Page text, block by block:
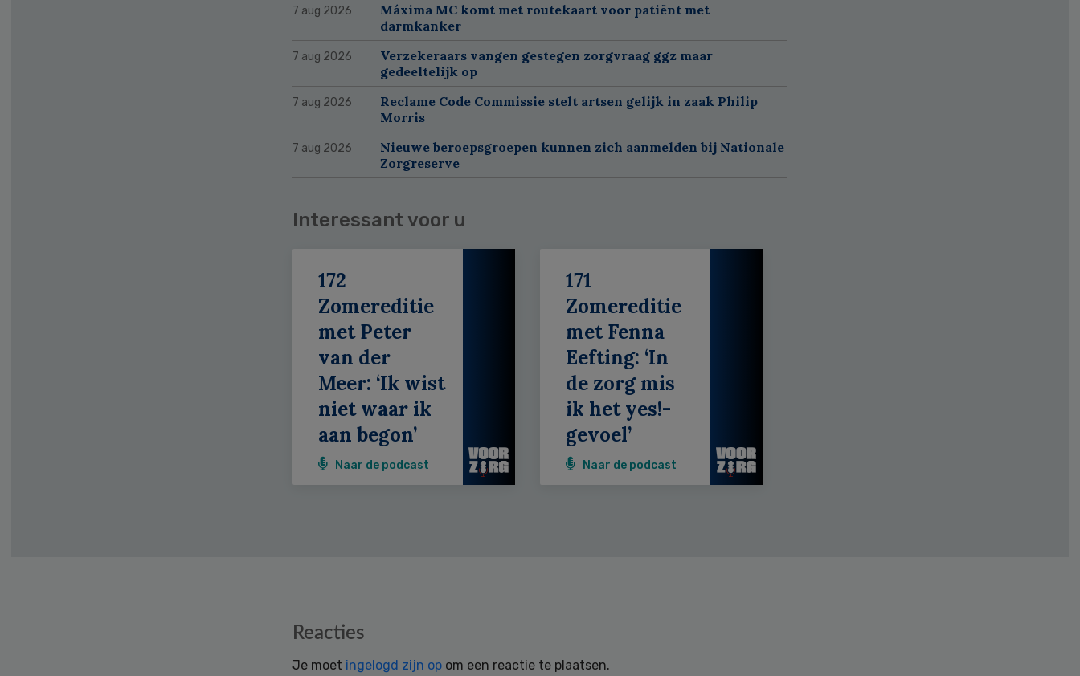
7 aug 2026
Máxima MC komt met routekaart voor patiënt met
darmkanker
7 aug 2026
Verzekeraars vangen gestegen zorgvraag ggz maar
gedeeltelijk op
7 aug 2026
Reclame Code Commissie stelt artsen gelijk in zaak Philip
Morris
7 aug 2026
Nieuwe beroepsgroepen kunnen zich aanmelden bij Nationale
Zorgreserve
Interessant voor u
172
Zomereditie
met Peter
van der
Meer: ‘Ik wist
niet waar ik
aan begon’
Naar de podcast
171
Zomereditie
met Fenna
Eefting: ‘In
de zorg mis
ik het yes!-
gevoel’
Naar de podcast
Reacties
Je moet ingelogd zijn op om een reactie te plaatsen.